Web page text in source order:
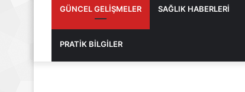
GÜNCEL GELİŞMELER SAĞLIK HABERLERİ
PRATİK BİLGİLER